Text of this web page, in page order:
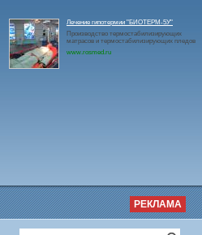
Лечение гипотермии "БИОТЕРМ-5У"
Производство термостабилизирующих
матрасов и термостабилизирующих пледов
www.rosmed.ru
РЕКЛАМА